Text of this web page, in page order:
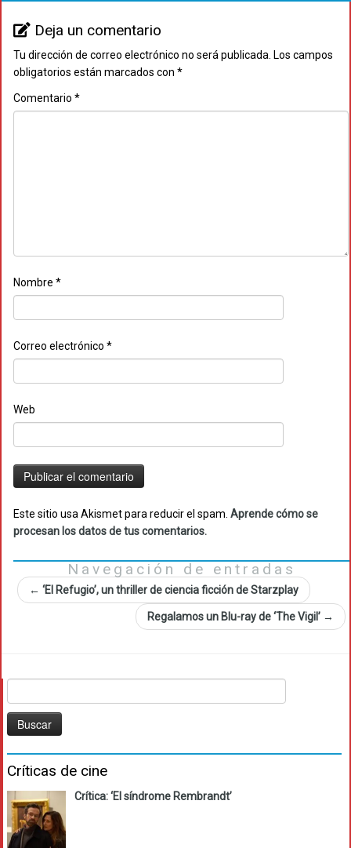
Deja un comentario
Tu dirección de correo electrónico no será publicada. Los campos
obligatorios están marcados con *
Comentario *
Nombre *
Correo electrónico *
Web
Este sitio usa Akismet para reducir el spam. Aprende cómo se
procesan los datos de tus comentarios.
Navegación de entradas
← ‘El Refugio’, un thriller de ciencia ficción de Starzplay
Regalamos un Blu-ray de ‘The Vigil’ →
Críticas de cine
Crítica: ‘El síndrome Rembrandt’